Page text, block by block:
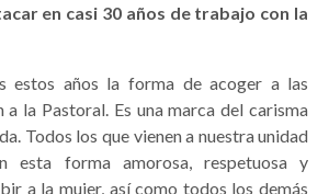
en casi 30 años de trabajo con la
estos años la forma de acoger a las
a la Pastoral. Es una marca del carisma
Todos los que vienen a nuestra unidad
esta forma amorosa, respetuosa y
a la mujer, así como todos los demás